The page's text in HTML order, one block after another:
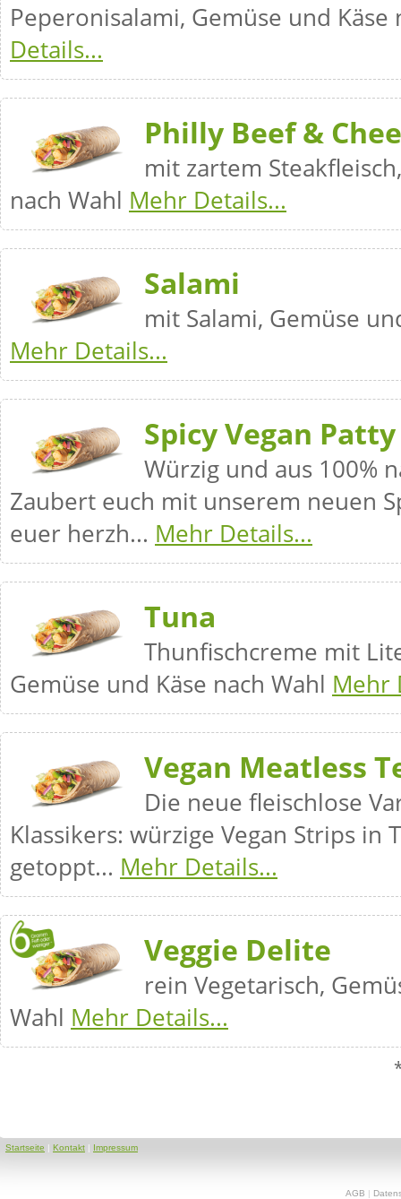
Peperonisalami, Gemüse und
Details...
Philly Beef &
mit zartem
nach Wahl Mehr Details...
Salami
mit Salami, Gemüse
Mehr Details...
Spicy Vegan Patty
Würzig und aus 100%
Zaubert euch mit unserem neuen
euer herzh... Mehr Details...
Tuna
Thunfischcreme mit
Gemüse und Käse nach Wahl Mehr
Vegan Meatless
Die neue fleischlose
Klassikers: würzige Vegan Strips in
getoppt... Mehr Details...
Veggie Delite
rein Vegetarisch,
Wahl Mehr Details...
Startseite | Kontakt | Impressum
AGB |